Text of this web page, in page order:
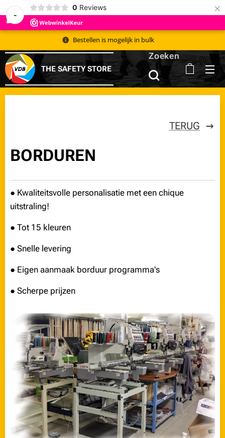
-
0 Reviews ×
Bestellen is mogelijk in bulk 📦
THE SAFETY STORE
Zoeken
TERUG
BORDUREN
● Kwaliteitsvolle personalisatie met een chique
uitstraling!
● Tot 15 kleuren
● Snelle levering
● Eigen aanmaak borduur programma's
● Scherpe prijzen